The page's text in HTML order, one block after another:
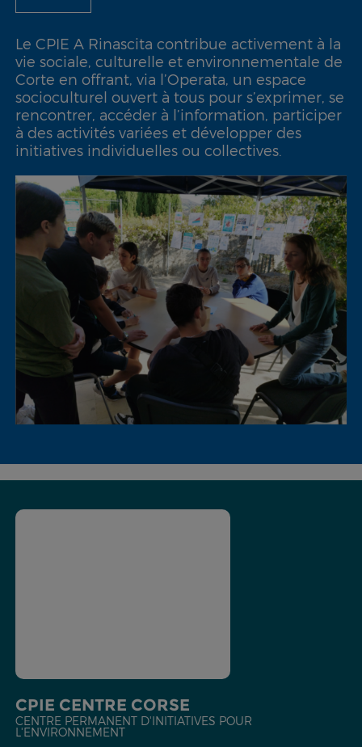
Le CPIE A Rinascita contribue activement à la
vie sociale, culturelle et environnementale de
Corte en offrant, via l’Operata, un espace
socioculturel ouvert à tous pour s’exprimer, se
rencontrer, accéder à l’information, participer
à des activités variées et développer des
initiatives individuelles ou collectives.
CPIE CENTRE CORSE
CENTRE PERMANENT D'INITIATIVES POUR
L'ENVIRONNEMENT